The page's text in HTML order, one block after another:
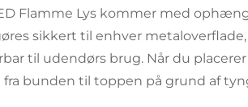
Flamme Lys kommer med
sikkert til enhver
til udendørs brug. Når du
bunden til toppen på grund af